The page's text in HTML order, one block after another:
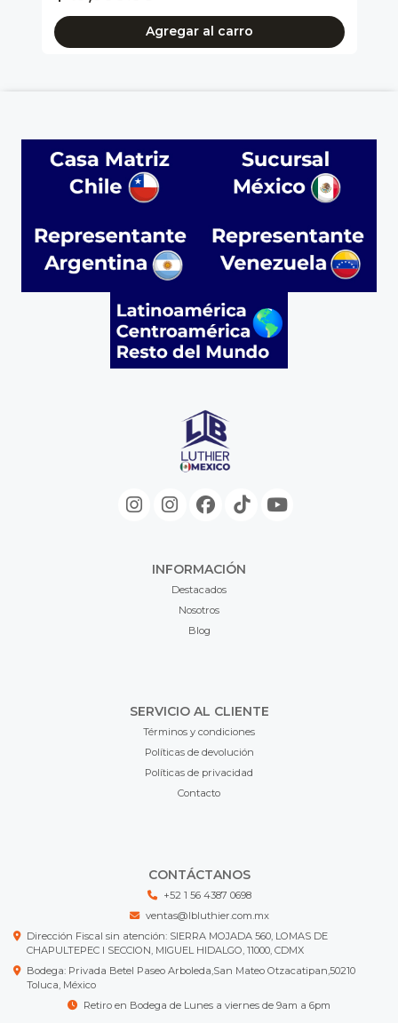
Agregar al carro
INFORMACIÓN
Destacados
Nosotros
Blog
SERVICIO AL CLIENTE
Términos y condiciones
Políticas de devolución
Políticas de privacidad
Contacto
CONTÁCTANOS
+52 1 56 4387 0698
ventas@lbluthier.com.mx
Dirección Fiscal sin atención: SIERRA MOJADA 560, LOMAS DE
CHAPULTEPEC I SECCION, MIGUEL HIDALGO, 11000, CDMX
Bodega: Privada Betel Paseo Arboleda,San Mateo Otzacatipan,50210
Toluca, México
Retiro en Bodega de Lunes a viernes de 9am a 6pm